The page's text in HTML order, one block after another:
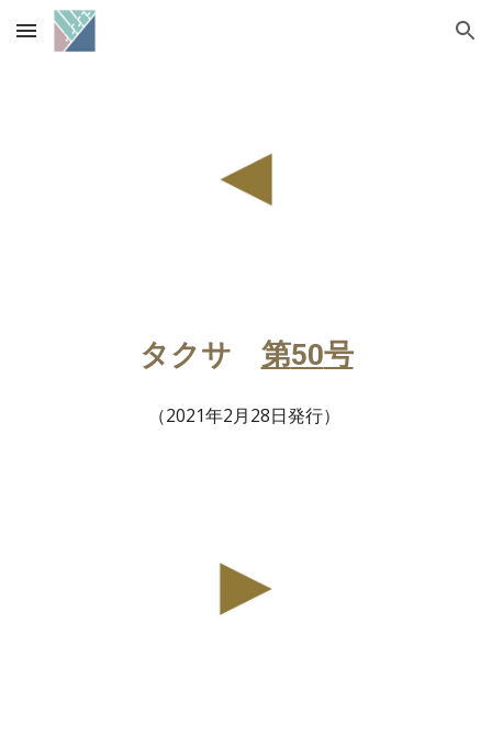
Skip to main content Skip to navigation
タクサ 第50号
（2021年2月28日発行）